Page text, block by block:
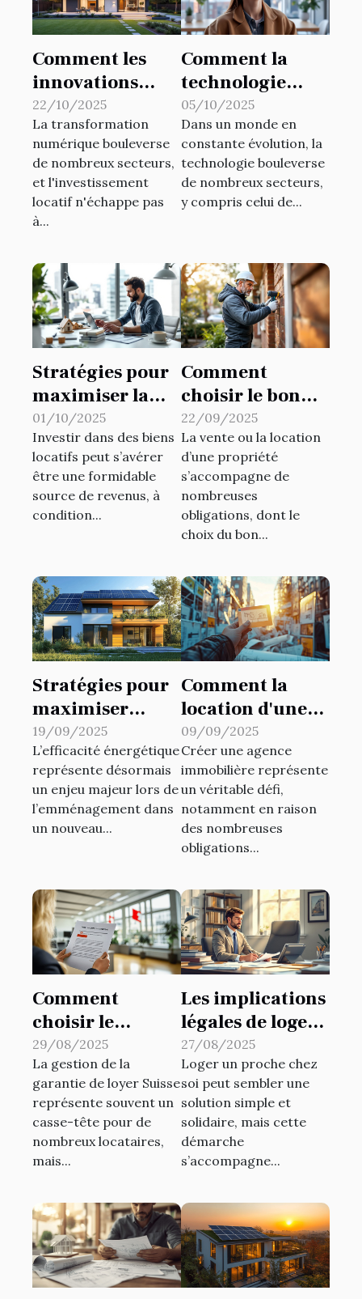
Comment les
innovations
technologiques
transforment-
elles
l'investissement
locatif ?
22/10/2025
La transformation
numérique bouleverse
de nombreux secteurs,
et l'investissement
locatif n'échappe pas
à...
Comment la
technologie
influence-t-elle
le marché
immobilier
actuel ?
05/10/2025
Dans un monde en
constante évolution, la
technologie bouleverse
de nombreux secteurs,
y compris celui de...
Stratégies pour
maximiser la
rentabilité de
vos biens locatifs
01/10/2025
Investir dans des biens
locatifs peut s’avérer
être une formidable
source de revenus, à
condition...
Comment
choisir le bon
type de
diagnostic
immobilier pour
votre propriété?
22/09/2025
La vente ou la location
d’une propriété
s’accompagne de
nombreuses
obligations, dont le
choix du bon...
Stratégies pour
maximiser
l'efficacité
énergétique
dans votre
nouveau
logement
19/09/2025
L’efficacité énergétique
représente désormais
un enjeu majeur lors de
l’emménagement dans
un nouveau...
Comment la
location d'une
carte T facilite la
création
d'agence
immobilière ?
09/09/2025
Créer une agence
immobilière représente
un véritable défi,
notamment en raison
des nombreuses
obligations...
Comment
choisir le
meilleur produit
de garantie de
loyer en Suisse ?
29/08/2025
La gestion de la
garantie de loyer Suisse
représente souvent un
casse-tête pour de
nombreux locataires,
mais...
Les implications
légales de loger
un proche : ce
qu'il faut savoir
27/08/2025
Loger un proche chez
soi peut sembler une
solution simple et
solidaire, mais cette
démarche
s’accompagne...